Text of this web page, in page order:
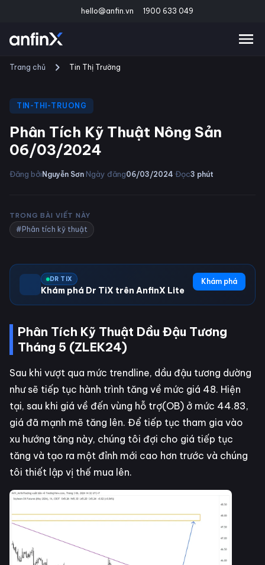
hello@anfin.vn 1900 633 049
Trang chủ Tin Thị Trường
TIN-THI-TRUONG
Phân Tích Kỹ Thuật Nông Sản
06/03/2024
Đăng bởiNguyễn Sơn·Ngày đăng06/03/2024·Đọc3 phút
TRONG BÀI VIẾT NÀY
#Phân tích kỹ thuật
DR TIX
Khám phá Dr TiX trên AnfinX Lite
Khám phá
Phân Tích Kỹ Thuật Dầu Đậu Tương
Tháng 5 (ZLEK24)
Sau khi vượt qua mức trendline, dầu đậu tương dường
như sẽ tiếp tục hành trình tăng về mức giá 48. Hiện
tại, sau khi giá về đến vùng hỗ trợ(OB) ở mức 44.83,
giá đã mạnh mẽ tăng lên. Để tiếp tục tham gia vào
xu hướng tăng này, chúng tôi đợi cho giá tiếp tục
tăng và tạo ra một đỉnh mới cao hơn trước và chúng
tôi thiết lập vị thế mua lên.